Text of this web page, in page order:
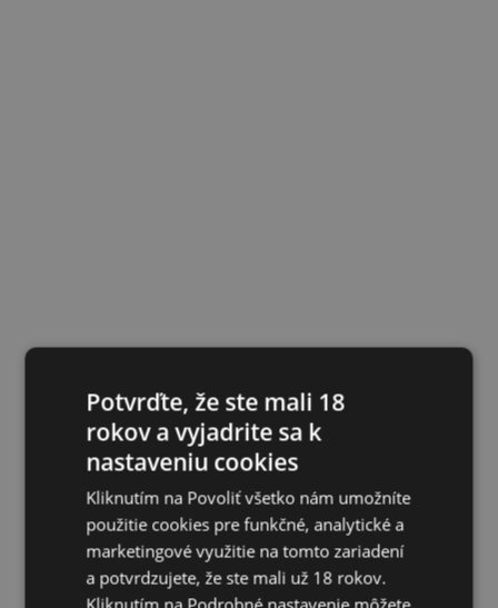
Potvrďte, že ste mali 18
rokov a vyjadrite sa k
nastaveniu cookies
Kliknutím na Povoliť všetko nám umožníte
použitie cookies pre funkčné, analytické a
marketingové využitie na tomto zariadení
a potvrdzujete, že ste mali už 18 rokov.